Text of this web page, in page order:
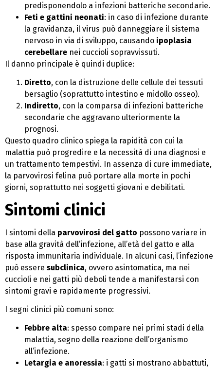
predisponendolo a infezioni batteriche secondarie.
Feti e gattini neonati: in caso di infezione durante
la gravidanza, il virus può danneggiare il sistema
nervoso in via di sviluppo, causando ipoplasia
cerebellare nei cuccioli sopravvissuti.
Il danno principale è quindi duplice:
Diretto, con la distruzione delle cellule dei tessuti
bersaglio (soprattutto intestino e midollo osseo).
Indiretto, con la comparsa di infezioni batteriche
secondarie che aggravano ulteriormente la
prognosi.
Questo quadro clinico spiega la rapidità con cui la
malattia può progredire e la necessità di una diagnosi e
un trattamento tempestivi. In assenza di cure immediate,
la parvovirosi felina può portare alla morte in pochi
giorni, soprattutto nei soggetti giovani e debilitati.
Sintomi clinici
I sintomi della parvovirosi del gatto possono variare in
base alla gravità dell’infezione, all’età del gatto e alla
risposta immunitaria individuale. In alcuni casi, l’infezione
può essere subclinica, ovvero asintomatica, ma nei
cuccioli e nei gatti più deboli tende a manifestarsi con
sintomi gravi e rapidamente progressivi.
I segni clinici più comuni sono:
Febbre alta: spesso compare nei primi stadi della
malattia, segno della reazione dell’organismo
all’infezione.
Letargia e anoressia: i gatti si mostrano abbattuti,